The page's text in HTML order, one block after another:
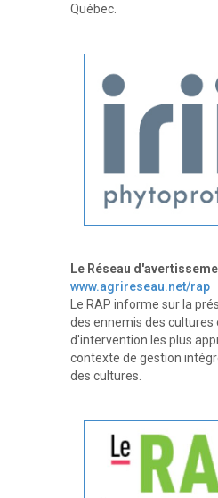
Québec.
Le Réseau
www.agrireseau.net/rap
Le RAP informe sur la
des ennemis des cultures
d'intervention les plus
contexte de gestion
des cultures.